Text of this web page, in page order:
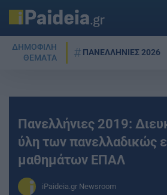
ΔΗΜΟΦΙΛΗ
ΘΕΜΑΤΑ
ΠΑΝΕΛΛΗΝΙΕΣ 2026
Πανελλήνιες 2019:
ύλη των πανελλαδικώς
μαθημάτων ΕΠΑΛ
iPaideia.gr Newsroom